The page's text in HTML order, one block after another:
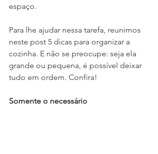
espaço.
Para lhe ajudar nessa tarefa, reunimos
neste post 5 dicas para organizar a
cozinha. E não se preocupe: seja ela
grande ou pequena, é possível deixar
tudo em ordem. Confira!
Somente o necessário